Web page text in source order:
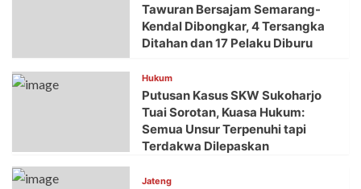
Tawuran Bersajam Semarang-
Kendal Dibongkar, 4 Tersangka
Ditahan dan 17 Pelaku Diburu
Hukum
Putusan Kasus SKW Sukoharjo
Tuai Sorotan, Kuasa Hukum:
Semua Unsur Terpenuhi tapi
Terdakwa Dilepaskan
Jateng